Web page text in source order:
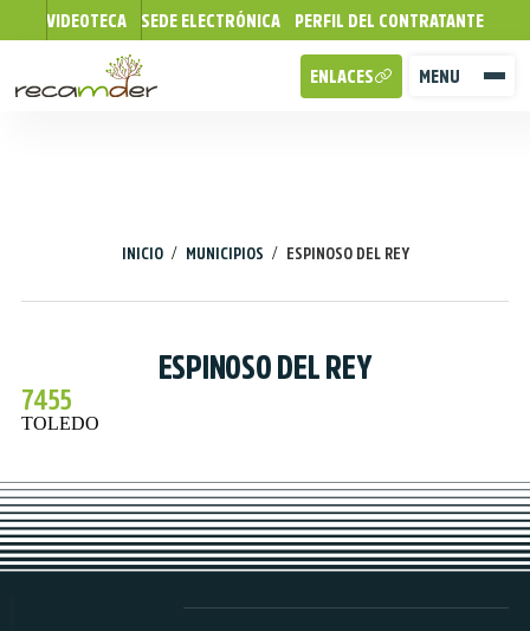
VIDEOTECA SEDE ELECTRÓNICA PERFIL DEL CONTRATANTE
MENU
ENLACES
INICIO / MUNICIPIOS / ESPINOSO DEL REY
ESPINOSO DEL REY
7455
TOLEDO